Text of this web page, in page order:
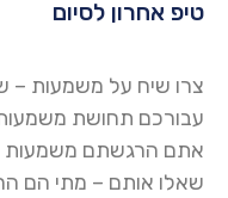
טיפ אחרון לסיום
צרו שיח על משמעות –
עבורכם תחושת
אתם הרגשתם משמעות
שאלו אותם – מתי הם